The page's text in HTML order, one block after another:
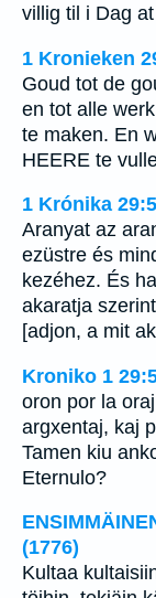
villig til i Dag
1 Kronieken
Goud tot de
en tot alle
te maken. En
HEERE te
1 Krónika
Aranyat az
ezüstre és
kezéhez. És
akaratja
[adjon, a mit
Kroniko 1
oron por la
argxentaj, kaj
Tamen kiu
Eternulo?
(1776)
Kultaa